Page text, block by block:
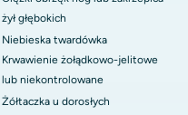
żył głębokich
Niebieska twardówka
Krwawienie żołądkowo-jelitowe
lub niekontrolowane
Żółtaczka u dorosłych